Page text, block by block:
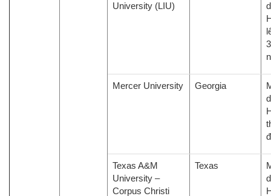
University (LIU)
Mercer University Georgia
Texas A&M
University –
Corpus Christi
Texas